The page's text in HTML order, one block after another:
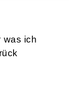
was ich